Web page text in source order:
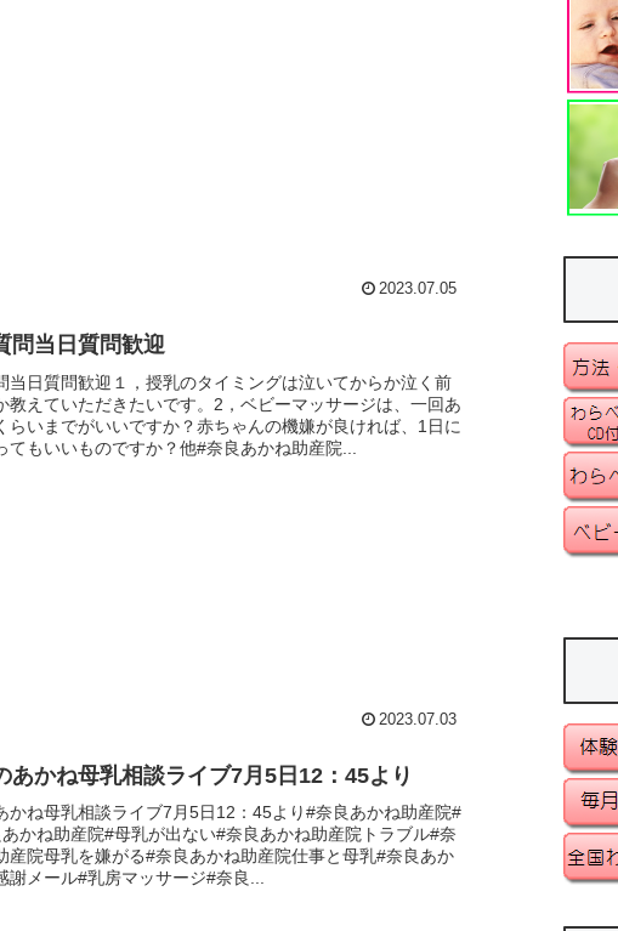
2023.07.05
問当日質問歓迎
当日質問歓迎１，授乳のタイミングは泣いてからか泣く前
教えていただきたいです。2，ベビーマッサージは、一回あ
らいまでがいいですか？赤ちゃんの機嫌が良ければ、1日に
てもいいものですか？他#奈良あかね助産院...
2023.07.03
あかね母乳相談ライブ7月5日12：45より
かね母乳相談ライブ7月5日12：45より#奈良あかね助産院#
かね助産院#母乳が出ない#奈良あかね助産院トラブル#奈
産院母乳を嫌がる#奈良あかね助産院仕事と母乳#奈良あか
謝メール#乳房マッサージ#奈良...